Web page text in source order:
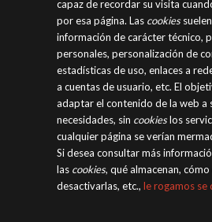
capaz de recordar su visita
por esa página. Las cookies
información de carácter técnico,
personales, personalización de
estadísticas de uso, enlaces a
a cuentas de usuario, etc. El
adaptar el contenido de la web a
necesidades, sin cookieslos
cualquier página se verían
Si desea consultar más
las cookies, qué almacenan,
desactivarlas, etc., le rogamos se